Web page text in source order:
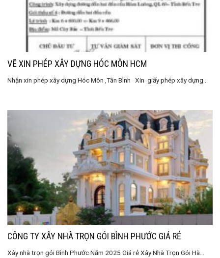
VẼ XIN PHÉP XÂY DỰNG HÓC MÔN HCM
Nhận xin phép xây dựng Hóc Môn ,Tân Bình Xin giấy phép xây dựng...
CÔNG TY XÂY NHÀ TRỌN GÓI BÌNH PHƯỚC GIÁ RẺ
Xây nhà trọn gói Bình Phước Năm 2025 Giá rẻ Xây Nhà Trọn Gói Hà...